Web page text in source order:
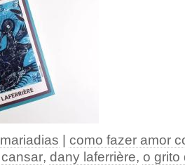
mariadias
como fazer amor
cansar, dany laferrière, o grito